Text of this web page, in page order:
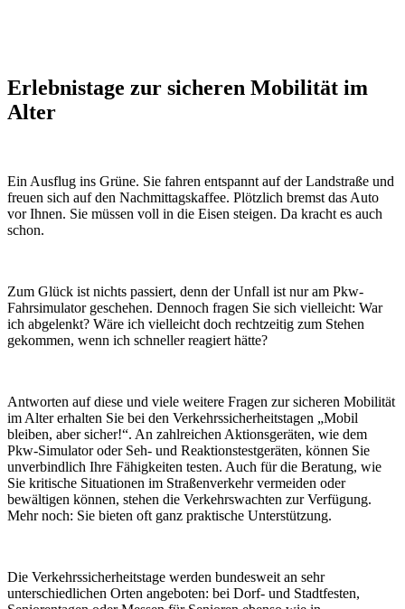
Erlebnistage zur sicheren Mobilität im
Alter
Ein Ausflug ins Grüne. Sie fahren entspannt auf der Landstraße und
freuen sich auf den Nachmittagskaffee. Plötzlich bremst das Auto
vor Ihnen. Sie müssen voll in die Eisen steigen. Da kracht es auch
schon.
Zum Glück ist nichts passiert, denn der Unfall ist nur am Pkw-
Fahrsimulator geschehen. Dennoch fragen Sie sich vielleicht: War
ich abgelenkt? Wäre ich vielleicht doch rechtzeitig zum Stehen
gekommen, wenn ich schneller reagiert hätte?
Antworten auf diese und viele weitere Fragen zur sicheren Mobilität
im Alter erhalten Sie bei den Verkehrssicherheitstagen „Mobil
bleiben, aber sicher!“. An zahlreichen Aktionsgeräten, wie dem
Pkw-Simulator oder Seh- und Reaktionstestgeräten, können Sie
unverbindlich Ihre Fähigkeiten testen. Auch für die Beratung, wie
Sie kritische Situationen im Straßenverkehr vermeiden oder
bewältigen können, stehen die Verkehrswachten zur Verfügung.
Mehr noch: Sie bieten oft ganz praktische Unterstützung.
Die Verkehrssicherheitstage werden bundesweit an sehr
unterschiedlichen Orten angeboten: bei Dorf- und Stadtfesten,